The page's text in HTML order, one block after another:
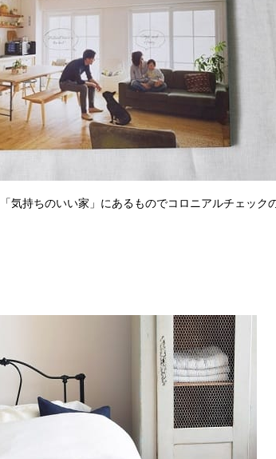
持ちのいい家」にあるものでコロニアルチェック